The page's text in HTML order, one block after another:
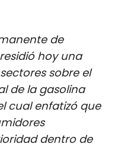
AMBIENTE
de
hoy una
sobre el
de la gasolina
cual enfatizó que
dentro de